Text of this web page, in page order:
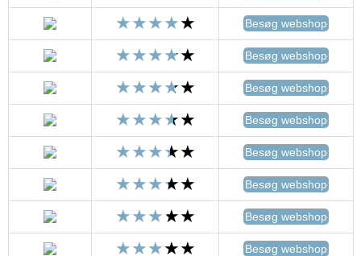
Besøg webshop
Besøg webshop
Besøg webshop
Besøg webshop
Besøg webshop
Besøg webshop
Besøg webshop
Besøg webshop